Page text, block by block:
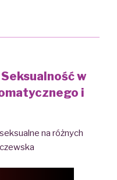
w
i
na różnych